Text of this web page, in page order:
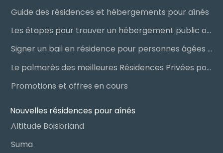
Guide des résidences et hébergements pour aînés
Les étapes pour trouver un hébergement public ou privé
Signer un bail en résidence pour personnes âgées (RPA) : ce qu’il faut savoir
Le palmarès des meilleures Résidences Privées pour Aînés (RPA)
Promotions et offres en cours
Nouvelles résidences pour aînés
Altitude Boisbriand
Suma